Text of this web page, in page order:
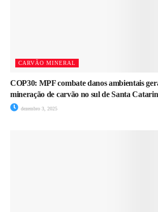
CARVÃO MINERAL
COP30: MPF combate danos ambientais
mineração de carvão no sul de Santa
dezembro 3, 2025